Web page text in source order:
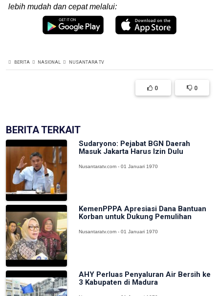
lebih mudah dan cepat melalui:
BERITA NASIONAL NUSANTARA TV
0 0
BERITA TERKAIT
Sudaryono: Pejabat BGN Daerah
Masuk Jakarta Harus Izin Dulu
Nusantaratv.com - 01 Januari 1970
KemenPPPA Apresiasi Dana Bantuan
Korban untuk Dukung Pemulihan
Nusantaratv.com - 01 Januari 1970
AHY Perluas Penyaluran Air Bersih ke
3 Kabupaten di Madura